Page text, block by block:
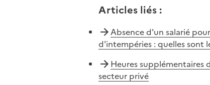
Articles liés:
Absence d'un salarié
d'intempéries : quelles sont
Heures supplémentaires
secteur privé